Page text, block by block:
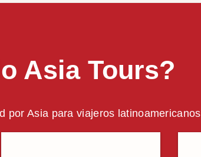
Asia Tours?
por Asia para viajeros latinoamericanos